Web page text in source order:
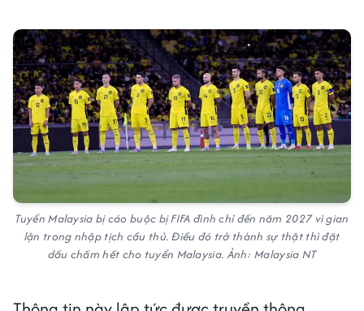
Tuyển Malaysia bị cáo buộc bị FIFA đình chỉ đến năm 2027 vì gian
lận trong nhập tịch cầu thủ. Điều đó trở thành sự thật thì đặt
dấu chấm hết cho tuyển Malaysia. Ảnh: Malaysia NT